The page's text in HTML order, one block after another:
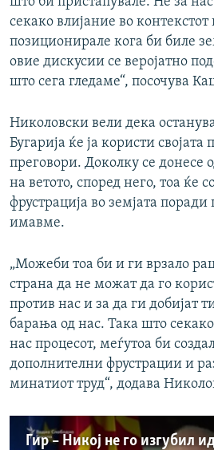
секако влијание во контекстот
позиционирале кога би биле
овие дискусии се веројатно
што сега гледаме“, посочува
Николовски вели дека
Бугарија ќе ја користи
преговори. Доколку се донесе
на ветото, според него, тоа ќе
фрустрација во земјата поради
имавме.
„Можеби тоа би и ги врзало
страна да не можат да го
против нас и за да ги добијат
барања од нас. Така што
нас процесот, меѓутоа би
дополнителни фрустрации и
минатиот труд“, додава